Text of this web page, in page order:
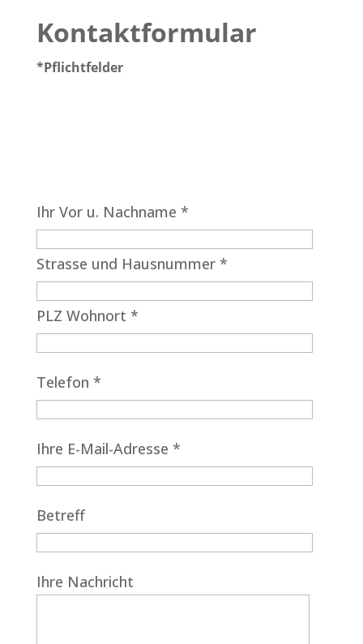
Kontaktformular
*Pflichtfelder
Ihr Vor u. Nachname *
Strasse und Hausnummer *
PLZ Wohnort *
Telefon *
Ihre E-Mail-Adresse *
Betreff
Ihre Nachricht